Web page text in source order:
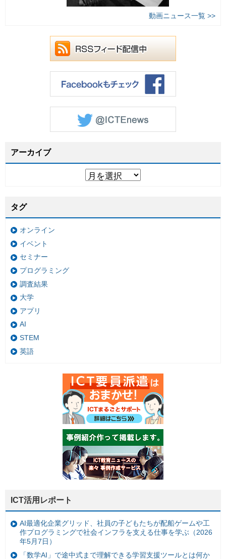
動画ニュース一覧 >>
アーカイブ
タグ
オンライン
イベント
セミナー
プログラミング
調査結果
大学
アプリ
AI
STEM
英語
ICT活用レポート
AI最適化企業グリッド、社員の子どもたちが配船ゲームや工
作プログラミングで社会インフラを支える仕事を学ぶ（2026
年5月7日）
「数学AI」で途中式まで理解できる学習支援ツールとは何か